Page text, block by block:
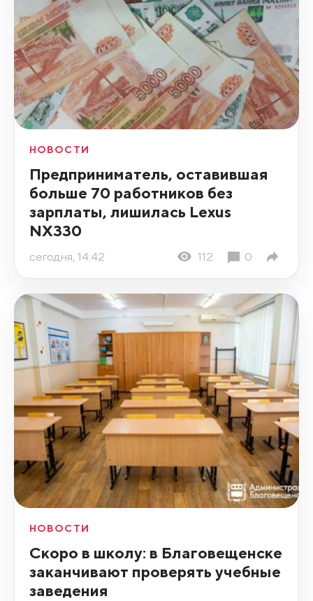
НОВОСТИ
Предприниматель, оставившая
больше 70 работников без
зарплаты, лишилась Lexus
NX330
сегодня, 14:42 112 0
НОВОСТИ
Скоро в школу: в Благовещенске
заканчивают проверять учебные
заведения